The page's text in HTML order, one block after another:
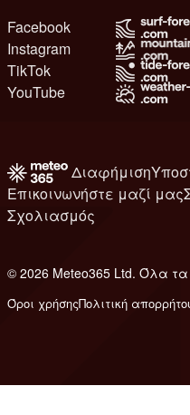
Facebook
Instagram
TikTok
YouTube
Διαφήμιση
Επικοινωνήστε μαζί μας
Σχολιασμός
© 2026 Meteo365 Ltd. Όλα
Όροι χρήσηςΠολιτική